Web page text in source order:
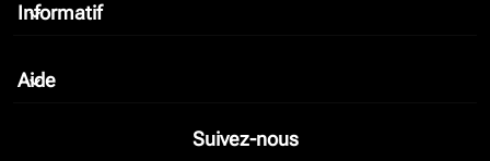
Informatif
keyboard_arrow_down
Aide
keyboard_arrow_down
Suivez-nous